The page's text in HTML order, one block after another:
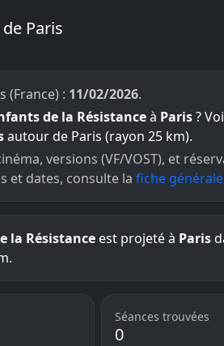
Paris
(France) : 11/02/2026.
de la Résistanceà Paris?
autour de Paris (rayon 25 km).
versions (VF/VOST), et
et dates, consulte la fiche générale
la Résistance est projeté à Paris
Séances trouvées
0